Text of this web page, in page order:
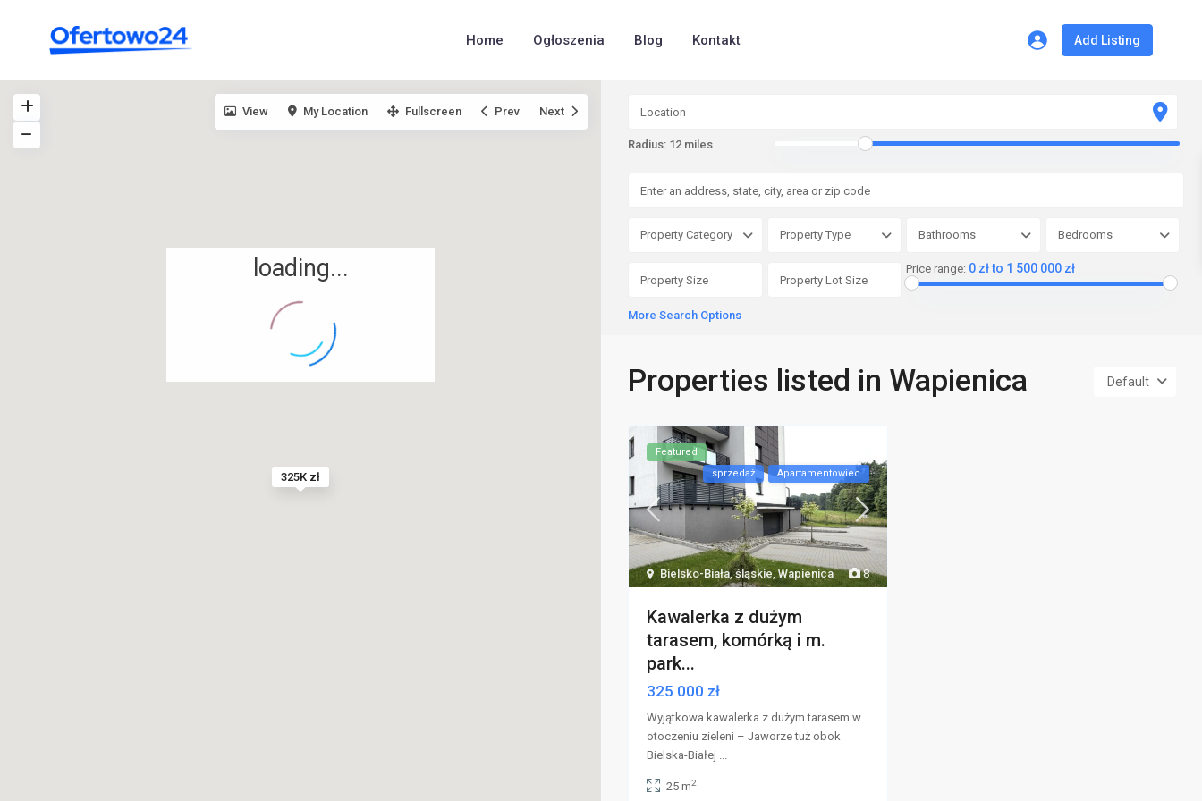
Home Ogłoszenia Blog Kontakt Add Listing
325K zł
loading...
View My Location Fullscreen Prev Next
Radius: 12 miles
Property Category Property Type Bathrooms Bedrooms
Price range: 0 zł to 1 500 000 zł
More Search Options
Default
Properties listed in Wapienica
8
Bielsko-Biała,śląskie, Wapienica
Featured
sprzedaż
Apartamentowiec
Kawalerka z dużym
tarasem, komórką i m.
park...
325 000 zł
Wyjątkowa kawalerka z dużym tarasem w
otoczeniu zieleni – Jaworze tuż obok
Bielska-Białej
25 m2